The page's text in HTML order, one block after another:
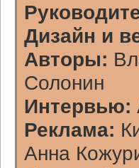
Дизайн и
Авторы:
Солонин
Интервью:
Реклама:
Анна